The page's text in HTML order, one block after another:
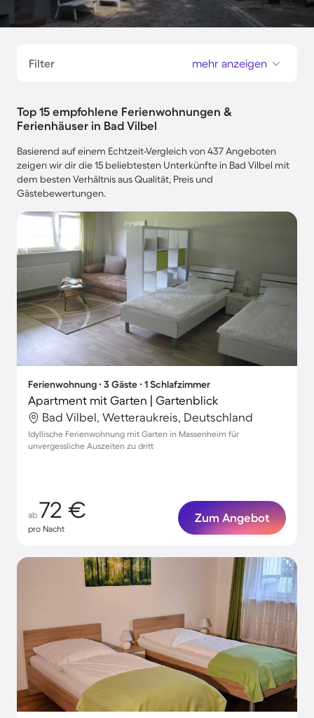
Filter mehr anzeigen
Top 15 empfohlene Ferienwohnungen &
Ferienhäuser in Bad Vilbel
Basierend auf einem Echtzeit-Vergleich von 437 Angeboten
zeigen wir dir die 15 beliebtesten Unterkünfte in Bad Vilbel mit
dem besten Verhältnis aus Qualität, Preis und
Gästebewertungen.
Ferienwohnung ∙ 3 Gäste ∙ 1 Schlafzimmer
Apartment mit Garten | Gartenblick
Bad Vilbel, Wetteraukreis, Deutschland
Idyllische Ferienwohnung mit Garten in Massenheim für
unvergessliche Auszeiten zu dritt
ab 72 €
pro Nacht
Zum Angebot